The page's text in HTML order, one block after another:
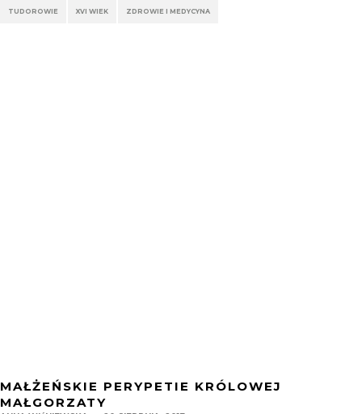
TUDOROWIE XVI WIEK ZDROWIE I MEDYCYNA
MAŁŻEŃSKIE PERYPETIE KRÓLOWEJ
MAŁGORZATY